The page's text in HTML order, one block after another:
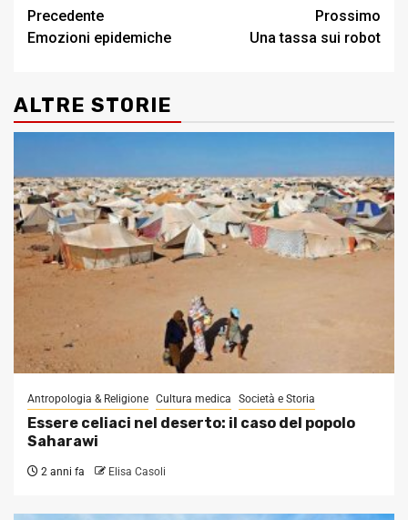
Post
navigation
Precedente
Emozioni epidemiche
Prossimo
Una tassa sui robot
ALTRE STORIE
Antropologia & Religione Cultura medica Società e Storia
Essere celiaci nel deserto: il caso del popolo
Saharawi
2 anni fa Elisa Casoli